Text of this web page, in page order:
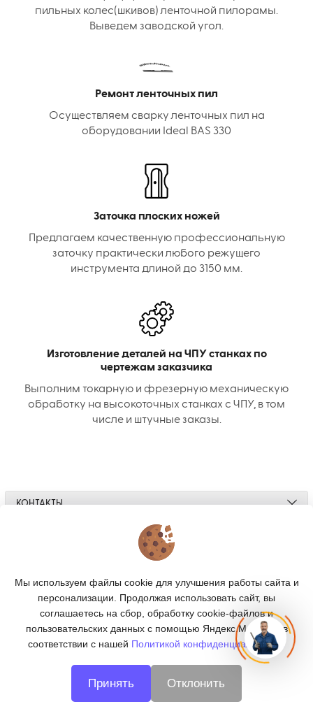
пильных колес(шкивов) ленточной пилорамы.
Выведем заводской угол.
Ремонт ленточных пил
Осуществляем сварку ленточных пил на
оборудовании Ideal BAS 330
Заточка плоских ножей
Предлагаем качественную профессиональную
заточку практически любого режущего
инструмента длиной до 3150 мм.
Изготовление деталей на ЧПУ станках по
чертежам заказчика
Выполним токарную и фрезерную механическую
обработку на высокоточных станках с ЧПУ, в том
числе и штучные заказы.
КОНТАКТЫ
ПОДПИСКА
CNC66 - металлообработка в Екатеринбурге
Мы используем файлы cookie для улучшения работы сайта и
персонализации. Продолжая использовать сайт, вы
соглашаетесь на сбор, обработку cookie-файлов и
пользовательских данных с помощью Яндекс.Метрика, в
соответствии с нашей Политикой конфиденциальности.
Принять Отклонить